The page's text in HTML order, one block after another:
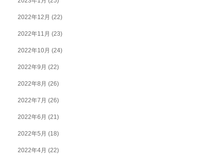
2022年12月 (22)
2022年11月 (23)
2022年10月 (24)
2022年9月 (22)
2022年8月 (26)
2022年7月 (26)
2022年6月 (21)
2022年5月 (18)
2022年4月 (22)